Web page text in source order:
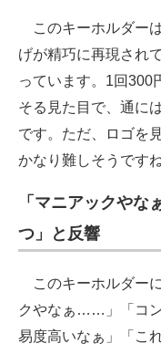
このキーホルダー
げが精巧に再現され
っています。1回300
そる見た目で、通に
です。ただ、ロゴを
かなり難しそうですね
「マニアックや
つ」と反響
このキーホルダー
クやなぁ……」「コ
易度高いなぁ」「こ